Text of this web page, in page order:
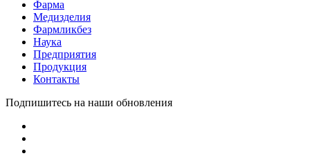
Фарма
Медизделия
Фармликбез
Наука
Предприятия
Продукция
Контакты
Подпишитесь на наши обновления